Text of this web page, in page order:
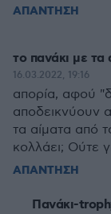
ΑΠΑΝΤΗΣΗ
το πανάκι με τα
16.03.2022, 19:16
απορία, αφού
αποδεικνύουν
τα αίματα από
κολλάει; Ούτε
ΑΠΑΝΤΗΣΗ
Πανάκι-